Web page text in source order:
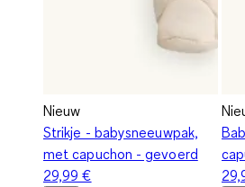
Nieuw
Strikje - babysneeuwpak,
met capuchon - gevoerd
29,99 €